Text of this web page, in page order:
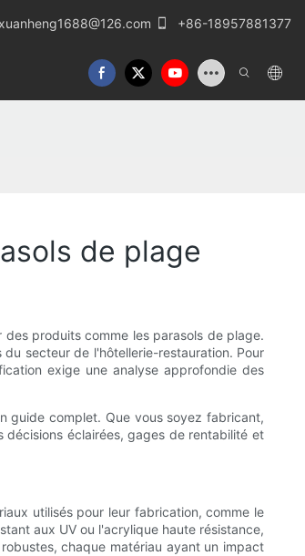
xuanheng1688@126.com +86-18957881377
de plage
produits comme les parasols de plage.
secteur de l'hôtellerie-restauration. Pour
exige une analyse approfondie des
guide complet. Que vous soyez fabricant,
éclairées, gages de rentabilité et
utilisés pour leur fabrication, comme le
aux UV ou l'acrylique haute résistance,
chaque matériau ayant un impact